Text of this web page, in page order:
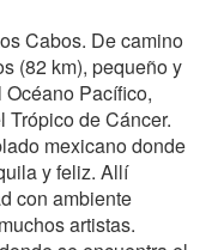
Cabos. De camino
(82 km), pequeño y
Pacífico,
Trópico de Cáncer.
mexicano donde
y feliz. Allí
con ambiente
artistas.